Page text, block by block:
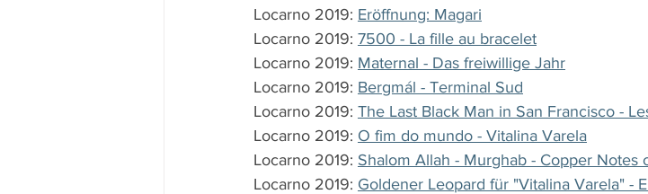
Locarno 2019: Eröffnung: Magari
Locarno 2019: 7500 - La fille au bracelet
Locarno 2019: Maternal - Das freiwillige Jahr
Locarno 2019: Bergmál - Terminal Sud
Locarno 2019: The Last Black Man in San Francisco -
Locarno 2019: O fim do mundo - Vitalina Varela
Locarno 2019: Shalom Allah - Murghab - Copper Notes
Locarno 2019: Goldener Leopard für "Vitalina Varela" -